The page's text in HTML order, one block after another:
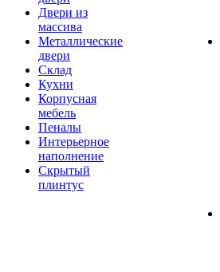
Двери из
массива
Металлические
двери
Склад
Кухни
Корпусная
мебель
Пеналы
Интерьерное
наполнение
Скрытый
плинтус